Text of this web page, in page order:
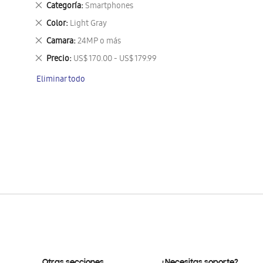
Categoría Smartphones
Eliminar
este
artículo
Color Light Gray
Eliminar
este
artículo
Camara 24MP o más
Eliminar
este
artículo
Precio US$ 170.00 - US$ 179.99
Eliminar
artículo
Eliminar todo